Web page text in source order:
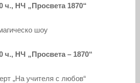
ч., НЧ „Просвета 1870“
– магическо шоу
ч., НЧ „Просвета – 1870“
„На учителя с любов“